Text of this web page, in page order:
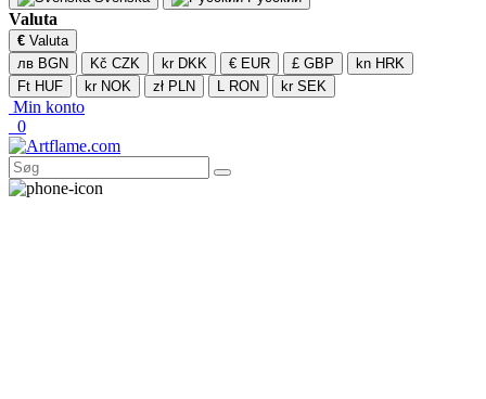
Valuta
€ Valuta
лв BGN
Kč CZK kr DKK € EUR £ GBP
kn HRK
Ft HUF
kr NOK zł PLN L RON kr SEK
Min konto
0